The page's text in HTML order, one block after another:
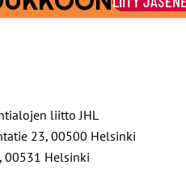
liitto JHL
23, 00500 Helsinki
00531 Helsinki